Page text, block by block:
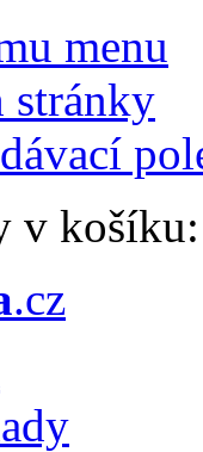
menu
stránky
v
.cz